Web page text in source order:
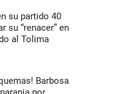
su partido 40
su “renacer” en
al Tolima
Barbosa